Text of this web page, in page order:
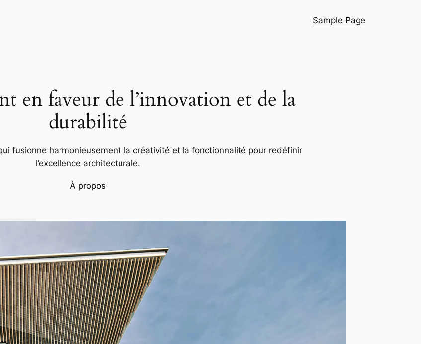
Sample Page
en faveur de l’innovation et de la
durabilité
fusionne harmonieusement la créativité et la fonctionnalité pour redéfinir
l’excellence architecturale.
À propos